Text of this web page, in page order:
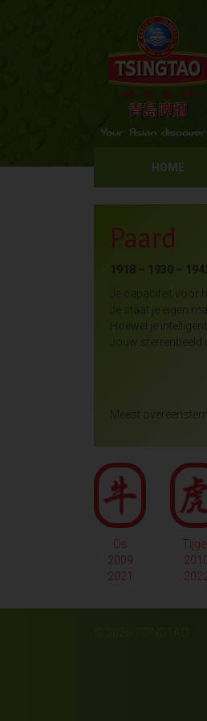
HOME
Paard
1918 – 1930 –
Je capaciteit voor
Je staat je eigen
Hoewel je
Jouw
Meest
Os
2009
2021